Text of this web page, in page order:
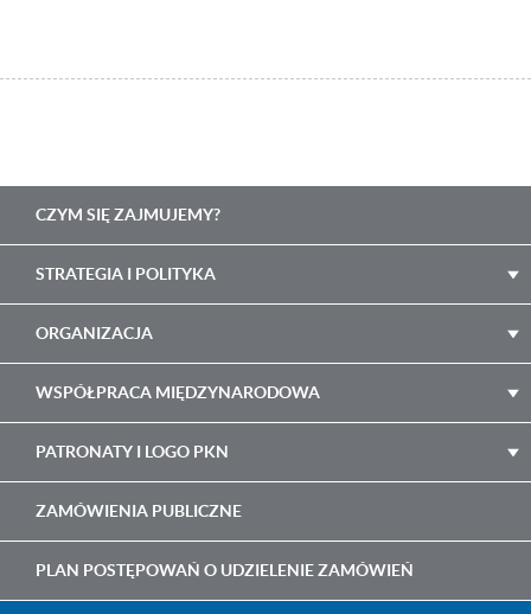
CZYM SIĘ ZAJMUJEMY?
STRATEGIA I POLITYKA
ORGANIZACJA
WSPÓŁPRACA MIĘDZYNARODOWA
PATRONATY I LOGO PKN
ZAMÓWIENIA PUBLICZNE
PLAN POSTĘPOWAŃ O UDZIELENIE ZAMÓWIEŃ